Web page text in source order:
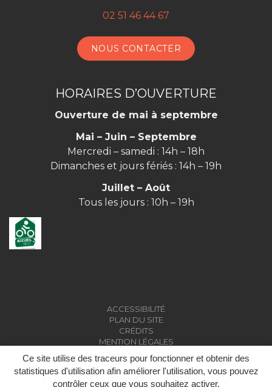
Ce site utilise des traceurs pour fonctionner et obtenir des
statistiques d'utilisation afin améliorer l'utilisation, vous pouvez
contrôler ceux que vous souhaitez activer.
02 51 46 44 67
NOUS CONTACTER
HORAIRES D’OUVERTURE
Ouverture de mai à septembre
Mai – Juin – Septembre
Mercredi – samedi : 14h – 18h
Dimanches et jours fériés : 14h – 19h
Juillet – Août
Tous les jours : 10h – 19h
ACCESSIBILITÉ
PLAN DU SITE
CRÉDITS
MENTION LÉGALES